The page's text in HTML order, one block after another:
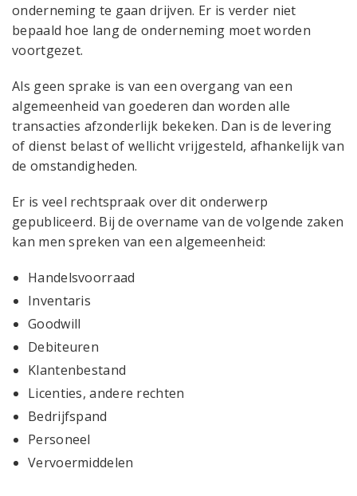
onderneming te gaan drijven. Er is verder niet
bepaald hoe lang de onderneming moet worden
voortgezet.
Als geen sprake is van een overgang van een
algemeenheid van goederen dan worden alle
transacties afzonderlijk bekeken. Dan is de levering
of dienst belast of wellicht vrijgesteld, afhankelijk van
de omstandigheden.
Er is veel rechtspraak over dit onderwerp
gepubliceerd. Bij de overname van de volgende zaken
kan men spreken van een algemeenheid:
Handelsvoorraad
Inventaris
Goodwill
Debiteuren
Klantenbestand
Licenties, andere rechten
Bedrijfspand
Personeel
Vervoermiddelen